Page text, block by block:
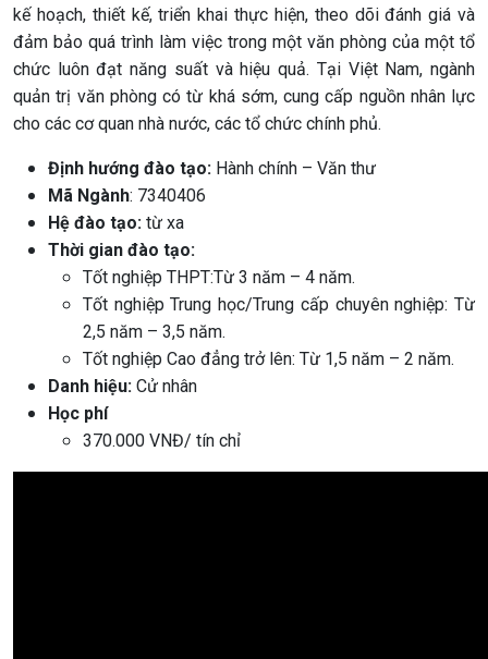
kế hoạch, thiết kế, triển khai thực hiện, theo dõi đánh giá và
đảm bảo quá trình làm việc trong một văn phòng của một tổ
chức luôn đạt năng suất và hiệu quả. Tại Việt Nam, ngành
quản trị văn phòng có từ khá sớm, cung cấp nguồn nhân lực
cho các cơ quan nhà nước, các tổ chức chính phủ.
Định hướng đào tạo: Hành chính – Văn thư
Mã Ngành: 7340406
Hệ đào tạo: từ xa
Thời gian đào tạo:
Tốt nghiệp THPT:Từ 3 năm – 4 năm.
Tốt nghiệp Trung học/Trung cấp chuyên nghiệp: Từ
2,5 năm – 3,5 năm.
Tốt nghiệp Cao đẳng trở lên: Từ 1,5 năm – 2 năm.
Danh hiệu: Cử nhân
Học phí
370.000 VNĐ/ tín chỉ